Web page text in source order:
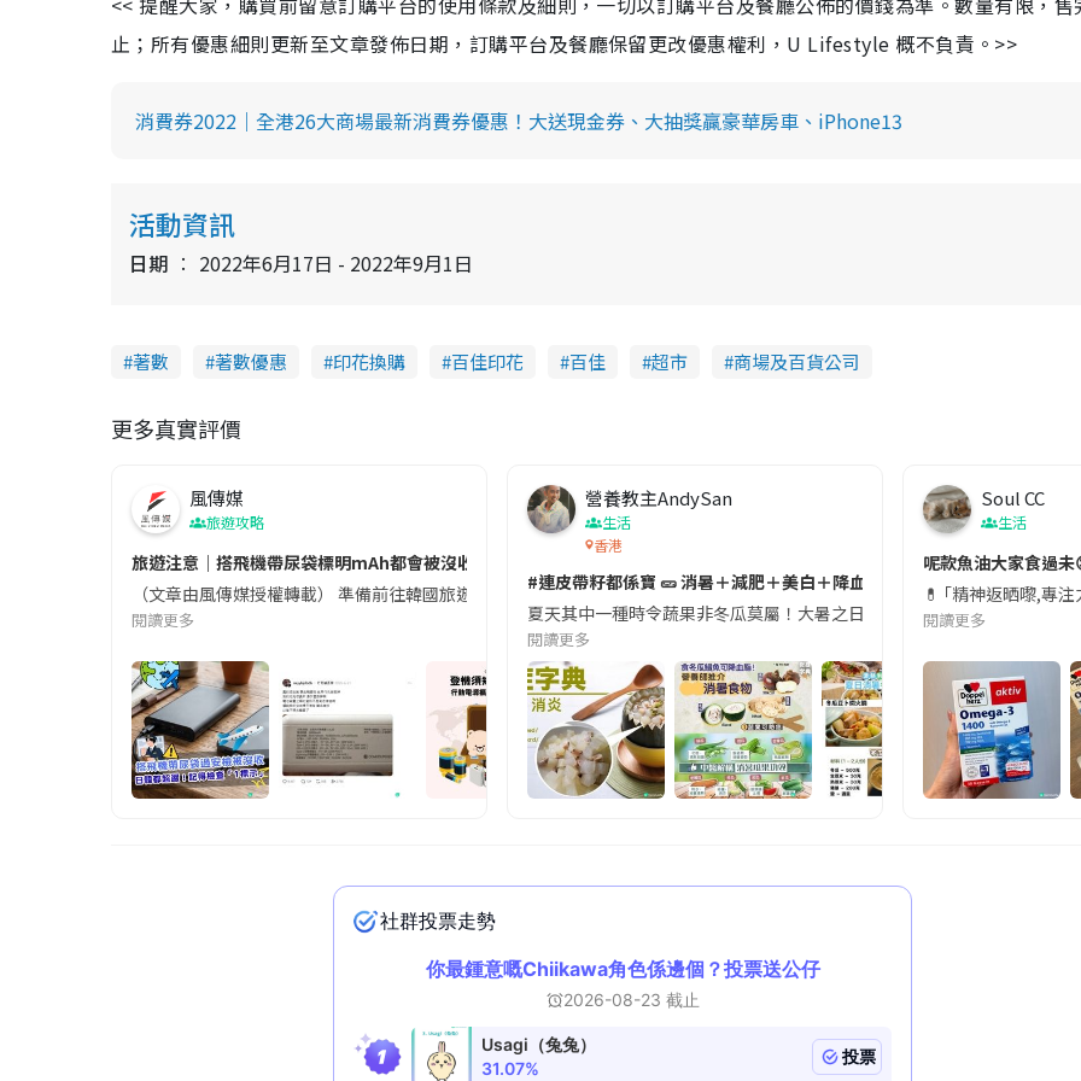
止；所有優惠細則更新至文章發佈日期，訂購平台及餐廳保留更改優惠權利，U Lifestyle 概不負責。>>
消費券2022｜全港26大商場最新消費券優惠！大送現金券、大抽獎贏豪華房車、iPhone13
活動資訊
日期 2022年6月17日 - 2022年9月1日
著數 著數優惠 印花換購 百佳印花 百佳 超市 商場及百貨公司
更多真實評價
風傳媒
旅遊攻略
旅遊注意｜搭飛機帶尿袋標明mAh都會被沒收😱出發前切記檢查「1標示」🚨
（文章由風傳媒授權轉載） 準備前往韓國旅遊的民眾，近期要特別留意隨身行李中的行動電源。一名旅客日前在機場安檢
閱讀更多
營養教主AndySan
生活
香港
#連皮帶籽都係寶 🥒 消暑＋減肥＋美白＋降血脂
夏天其中一種時令蔬果非冬瓜莫屬！大暑之日，點都要飲碗冬瓜湯消暑
閱讀更多
Soul CC
生活
呢款魚油大家食過未
💊 ｢精神返晒嚟,專
閱讀更多